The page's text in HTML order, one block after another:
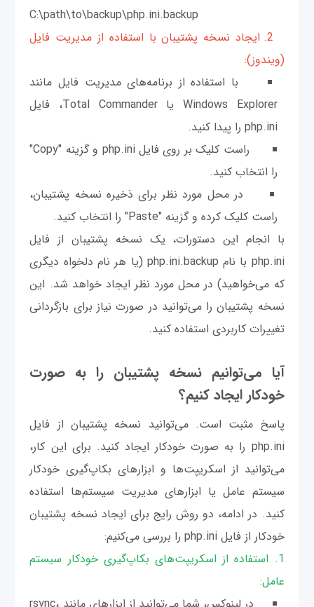
C:\path\to\backup\php.ini.backup
2. ایجاد نسخه پشتیبان با استفاده از مدیریت فایل
(ویندوز):
با استفاده از برنامه‌های مدیریت فایل مانند
Windows Explorer یا Total Commander، فایل
php.ini را پیدا کنید.
راست کلیک بر روی فایل php.ini و گزینه "Copy"
را انتخاب کنید.
در محل مورد نظر برای ذخیره نسخه پشتیبان،
راست کلیک کرده و گزینه "Paste" را انتخاب کنید.
با انجام این دستورات، یک نسخه پشتیبان از فایل
php.ini با نام php.ini.backup (یا هر نام دلخواه دیگری
که می‌خواهید) در محل مورد نظر ایجاد خواهد شد. این
نسخه پشتیبان را می‌توانید در صورت نیاز برای بازگردانی
تغییرات کاربردی استفاده کنید.
آیا می‌توانیم نسخه پشتیبان را به صورت
خودکار ایجاد کنیم؟
پاسخ مثبت است. می‌توانید نسخه پشتیبان از فایل
php.ini را به صورت خودکار ایجاد کنید. برای این کار،
می‌توانید از اسکریپت‌ها و ابزارهای بکاپ‌گیری خودکار
سیستم عامل یا ابزارهای مدیریت سیستم‌ها استفاده
کنید. در ادامه، دو روش رایج برای ایجاد نسخه پشتیبان
خودکار از فایل php.ini را بررسی می‌کنیم:
1. استفاده از اسکریپت‌های بکاپ‌گیری خودکار سیستم
عامل: